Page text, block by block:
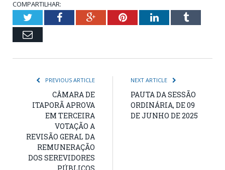
COMPARTILHAR:
TwitterFacebookGoogle+PinterestLinkedInTumblr
Email
PREVIOUS ARTICLE
CÂMARA DE
ITAPORÃ APROVA
EM TERCEIRA
VOTAÇÃO A
REVISÃO GERAL DA
REMUNERAÇÃO
DOS SEREVIDORES
NEXT ARTICLE
PAUTA DA SESSÃO
ORDINÁRIA, DE 09
DE JUNHO DE 2025